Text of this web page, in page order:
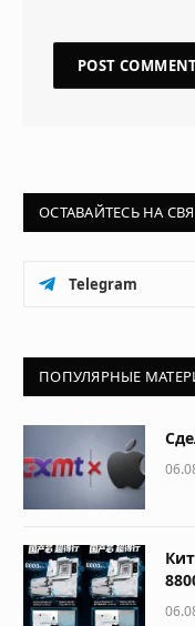
ОСТАВАЙТЕСЬ НА
Telegram
ПОПУЛЯРНЫЕ